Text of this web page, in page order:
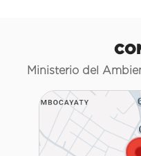
Ministerio del